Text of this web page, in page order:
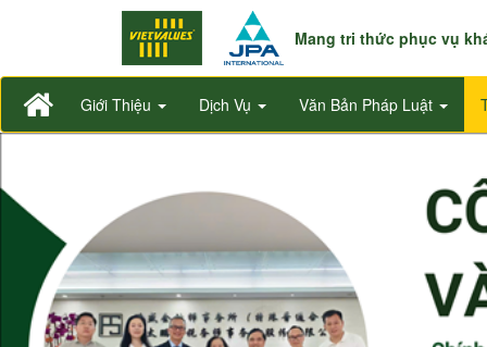
Mang tri thức phục vụ
Giới Thiệu Dịch Vụ Văn Bản Pháp Luật